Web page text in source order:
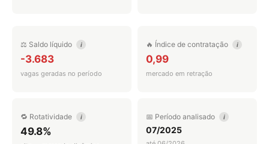
⚖️ Saldo líquido i
-3.683
vagas geradas no período
🔥 Índice de contratação i
0,99
mercado em retração
🔁 Rotatividade i
49.8%
📅 Período analisado i
07/2025